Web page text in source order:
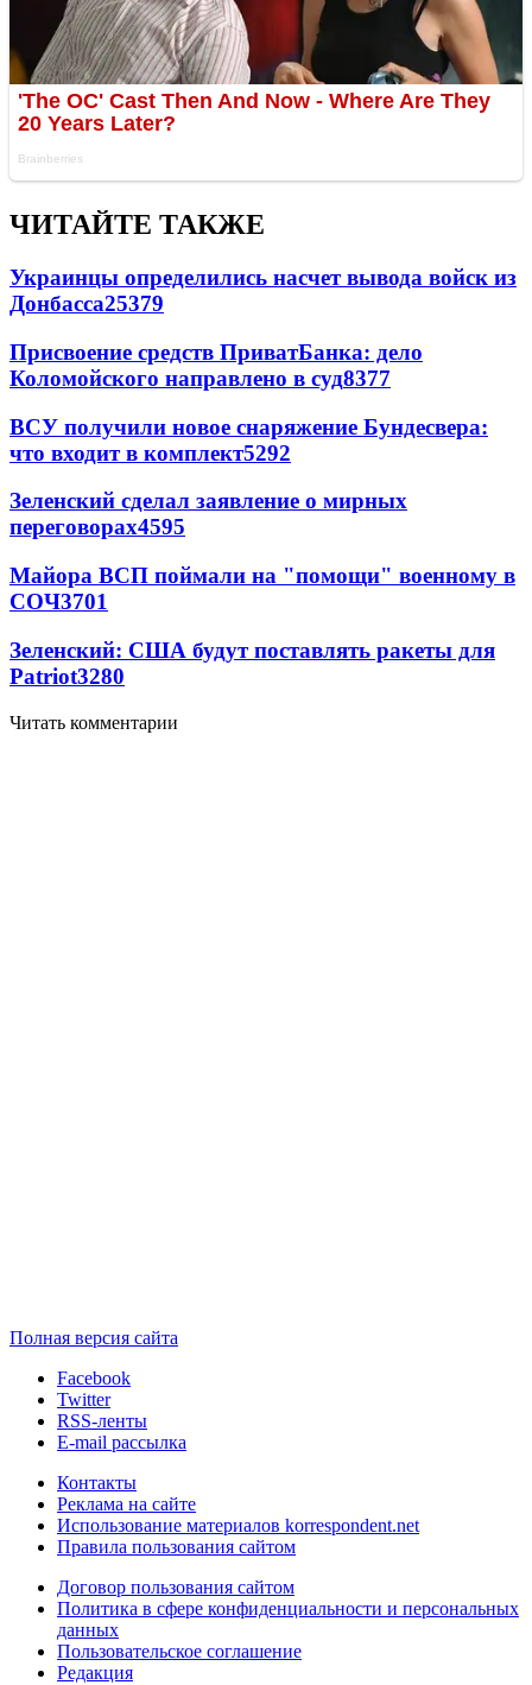
ЧИТАЙТЕ ТАКЖЕ
Украинцы определились насчет вывода войск из
Донбасса25379
Присвоение средств ПриватБанка: дело
Коломойского направлено в суд8377
ВСУ получили новое снаряжение Бундесвера:
что входит в комплект5292
Зеленский сделал заявление о мирных
переговорах4595
Майора ВСП поймали на "помощи" военному в
СОЧ3701
Зеленский: США будут поставлять ракеты для
Patriot3280
Читать комментарии
Полная версия сайта
Facebook
Twitter
RSS-ленты
E-mail рассылка
Контакты
Реклама на сайте
Использование материалов korrespondent.net
Правила пользования сайтом
Договор пользования сайтом
Политика в сфере конфиденциальности и персональных
данных
Пользовательское соглашение
Редакция